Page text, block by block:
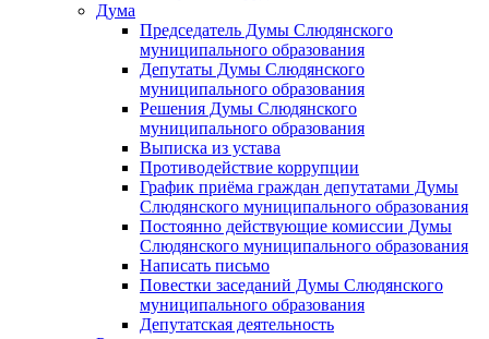
Дума
Председатель Думы Слюдянского
муниципального образования
Депутаты Думы Слюдянского
муниципального образования
Решения Думы Слюдянского
муниципального образования
Выписка из устава
Противодействие коррупции
График приёма граждан депутатами Думы
Слюдянского муниципального образования
Постоянно действующие комиссии Думы
Слюдянского муниципального образования
Написать письмо
Повестки заседаний Думы Слюдянского
муниципального образования
Депутатская деятельность